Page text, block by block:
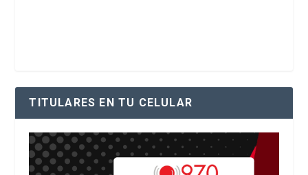
TITULARES EN TU CELULAR